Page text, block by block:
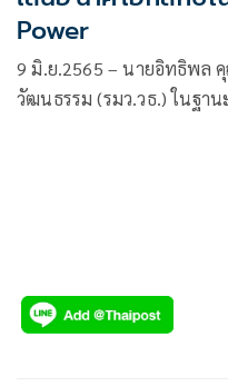
Power
9 มิ.ย.2565 – นายอิทธิพล
วัฒนธรรม (รมว.วธ.) ในฐา